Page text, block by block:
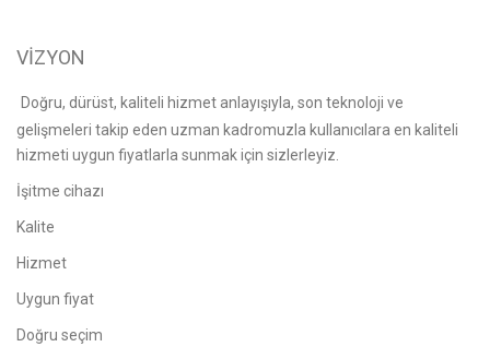
VİZYON
Doğru, dürüst, kaliteli hizmet anlayışıyla, son teknoloji ve
gelişmeleri takip eden uzman kadromuzla kullanıcılara en kaliteli
hizmeti uygun fiyatlarla sunmak için sizlerleyiz.
İşitme cihazı
Kalite
Hizmet
Uygun fiyat
Doğru seçim